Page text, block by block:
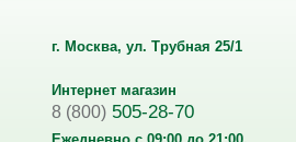
г. Москва, ул. Трубная 25/1
Интернет магазин
8 (800) 505-28-70